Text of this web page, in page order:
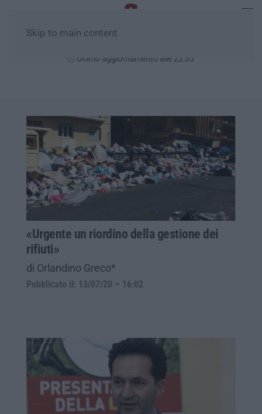
Skip to main content
Ultimo aggiornamento alle 22:35
«Urgente un riordino della gestione dei
rifiuti»
di Orlandino Greco*
Pubblicato il: 13/07/20 – 16:02